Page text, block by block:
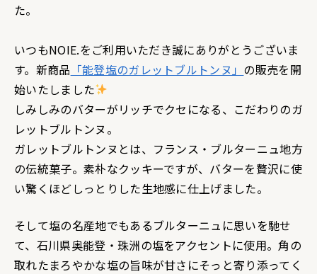
た。
いつもNOIE.をご利用いただき誠にありがとうございま
す。新商品 「能登塩のガレットブルトンヌ」 の販売を開
始いたしました
しみしみのバターがリッチでクセになる、こだわりのガ
レットブルトンヌ。
ガレットブルトンヌとは、フランス・ブルターニュ地方
の伝統菓子。素朴なクッキーですが、バターを贅沢に使
い驚くほどしっとりした生地感に仕上げました。
そして塩の名産地でもあるブルターニュに思いを馳せ
て、石川県奥能登・珠洲の塩をアクセントに使用。角の
取れたまろやかな塩の旨味が甘さにそっと寄り添ってく